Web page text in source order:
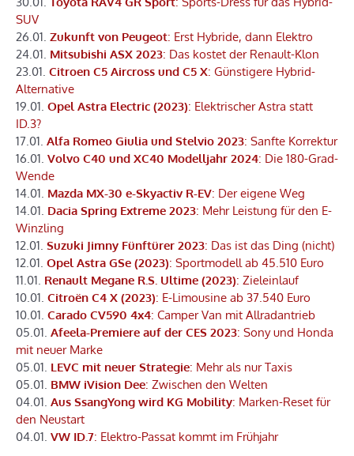
SUV
26.01. Zukunft von Peugeot: Erst Hybride, dann Elektro
24.01. Mitsubishi ASX 2023: Das kostet der Renault-Klon
23.01. Citroen C5 Aircross und C5 X: Günstigere Hybrid-
Alternative
19.01. Opel Astra Electric (2023): Elektrischer Astra statt
ID.3?
17.01. Alfa Romeo Giulia und Stelvio 2023: Sanfte Korrektur
16.01. Volvo C40 und XC40 Modelljahr 2024: Die 180-Grad-
Wende
14.01. Mazda MX-30 e-Skyactiv R-EV: Der eigene Weg
14.01. Dacia Spring Extreme 2023: Mehr Leistung für den E-
Winzling
12.01. Suzuki Jimny Fünftürer 2023: Das ist das Ding (nicht)
12.01. Opel Astra GSe (2023): Sportmodell ab 45.510 Euro
11.01. Renault Megane R.S. Ultime (2023): Zieleinlauf
10.01. Citroën C4 X (2023): E-Limousine ab 37.540 Euro
10.01. Carado CV590 4x4: Camper Van mit Allradantrieb
05.01. Afeela-Premiere auf der CES 2023: Sony und Honda
mit neuer Marke
05.01. LEVC mit neuer Strategie: Mehr als nur Taxis
05.01. BMW iVision Dee: Zwischen den Welten
04.01. Aus SsangYong wird KG Mobility: Marken-Reset für
den Neustart
04.01. VW ID.7: Elektro-Passat kommt im Frühjahr